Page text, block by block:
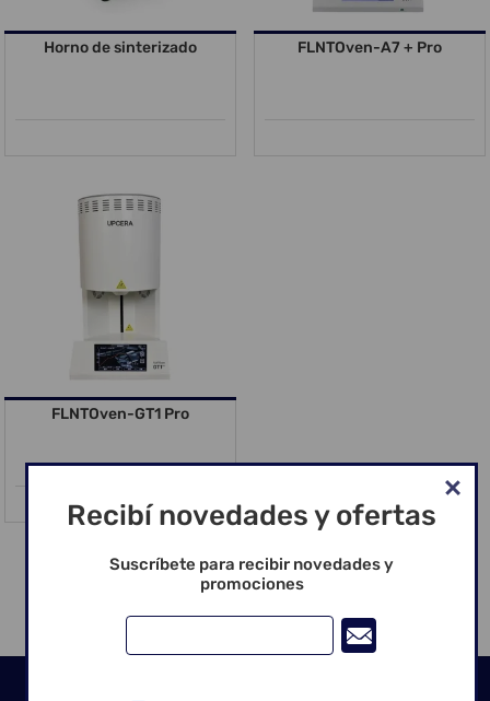
Horno de sinterizado FLNTOven-A7 + Pro
FLNTOven-GT1 Pro
Recibí novedades y ofertas
Suscríbete para recibir novedades y
promociones